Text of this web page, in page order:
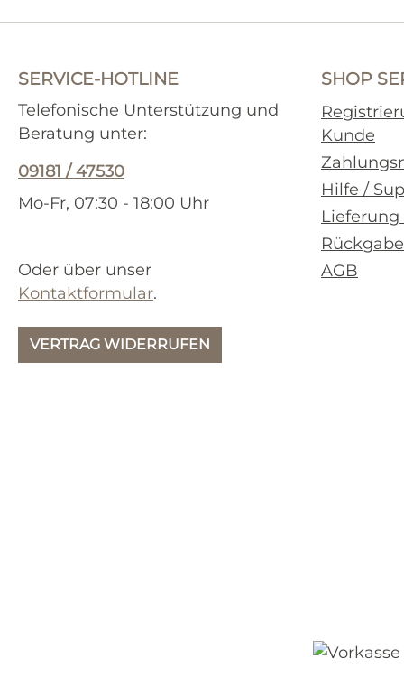
SERVICE-HOTLINE
Telefonische Unterstützung und
Beratung unter:
09181 / 47530
Mo-Fr, 07:30 - 18:00 Uhr
Oder über unser
Kontaktformular.
VERTRAG WIDERRUFEN
SHOP
Kunde
Hilfe /
Lieferung
Rückgabe
AGB